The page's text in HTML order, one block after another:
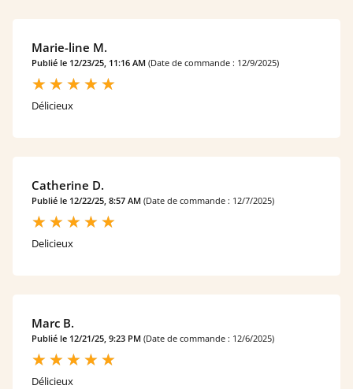
Marie-line M.
Publié le 12/23/25, 11:16 AM (Date de commande : 12/9/2025)
Délicieux
Catherine D.
Publié le 12/22/25, 8:57 AM (Date de commande : 12/7/2025)
Delicieux
Marc B.
Publié le 12/21/25, 9:23 PM (Date de commande : 12/6/2025)
Délicieux